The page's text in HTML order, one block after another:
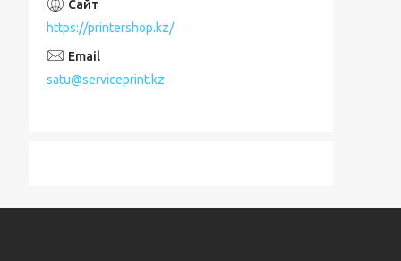
https://printershop.kz/
satu@serviceprint.kz